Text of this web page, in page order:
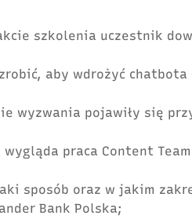
szkolenia uczestnik
aby wdrożyć
wyzwania pojawiły się
wygląda praca Content
sposób oraz w jakim
Bank Polska;